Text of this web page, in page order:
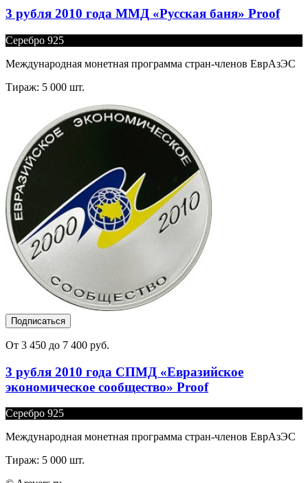
3 рубля 2010 года ММД «Русская баня» Proof
Серебро 925
Международная монетная программа стран-членов ЕврАзЭС
Тираж: 5 000 шт.
Подписаться
От 3 450 до 7 400 руб.
3 рубля 2010 года СПМД «Евразийское
экономическое сообщество» Proof
Серебро 925
Международная монетная программа стран-членов ЕврАзЭС
Тираж: 5 000 шт.